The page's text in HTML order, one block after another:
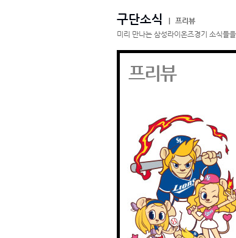
구단소식
프리뷰
미리 만나는 삼성라이온즈경기 소식들
프리뷰